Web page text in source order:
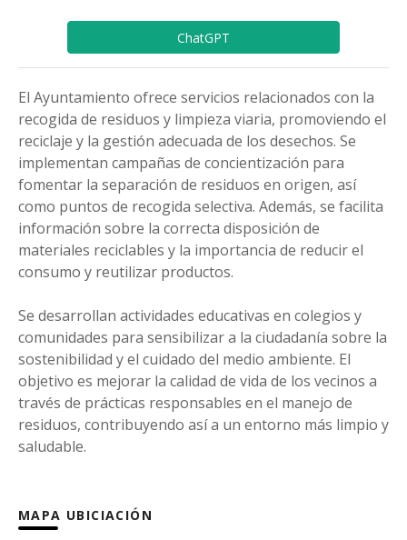
ChatGPT
El Ayuntamiento ofrece servicios relacionados con la
recogida de residuos y limpieza viaria, promoviendo el
reciclaje y la gestión adecuada de los desechos. Se
implementan campañas de concientización para
fomentar la separación de residuos en origen, así
como puntos de recogida selectiva. Además, se facilita
información sobre la correcta disposición de
materiales reciclables y la importancia de reducir el
consumo y reutilizar productos.
Se desarrollan actividades educativas en colegios y
comunidades para sensibilizar a la ciudadanía sobre la
sostenibilidad y el cuidado del medio ambiente. El
objetivo es mejorar la calidad de vida de los vecinos a
través de prácticas responsables en el manejo de
residuos, contribuyendo así a un entorno más limpio y
saludable.
MAPA UBICIACIÓN